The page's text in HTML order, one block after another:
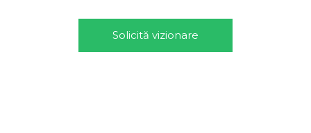
Solicită vizionare